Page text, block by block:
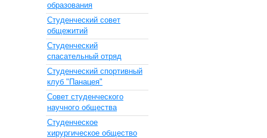
образования
Студенческий совет
общежитий
Студенческий
спасательный отряд
Студенческий спортивный
клуб "Панацея"
Совет студенческого
научного общества
Студенческое
хирургическое общество